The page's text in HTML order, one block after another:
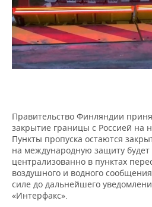
НЕФТЕХИМИЯ
НЕФТЬ
ОПК
РОЗНИЧНАЯ ТОРГОВЛЯ
ТРАНСПОРТ
НОВОСТИ ТЕХНОЛОГИЙ
IT
МЕРОПРИЯТИЯ
НОВОСТИ МЕРОПРИЯТИЙ
ONLINE-КОНФЕРЕНЦИИ
ОТКРЫТАЯ ЛЕКЦИЯ
СПОРТ
ХОККЕЙ
БАСКЕТБОЛ
ВОЛЕЙБОЛ
ВЛАСТЬ
ИНФРАСТРУКТУРА
ИСТОРИЯ
СЮЖЕТЫ
СПРАВОЧНИК
СПИСОК ПЕРСОН
ПОЛНАЯ ВЕРСИЯ
Правительство Финляндии
закрытие границы с Россией на
Пункты пропуска остаются
на международную защиту будет
централизованно в пунктах
воздушного и водного
силе до дальнейшего
«Интерфакс».